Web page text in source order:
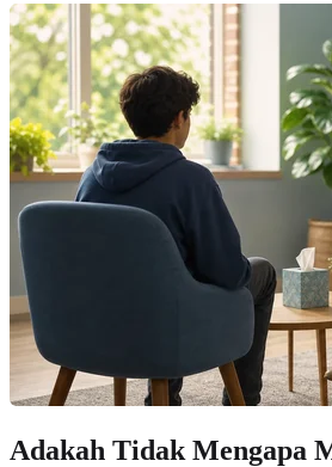
Adakah Tidak Mengapa